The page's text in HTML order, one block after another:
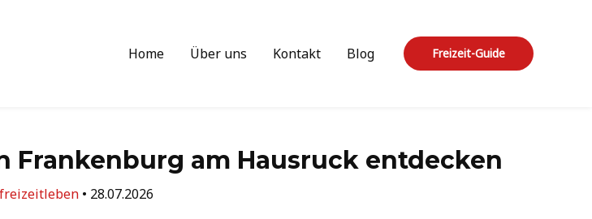
Home Über uns Kontakt Blog Freizeit-Guide
am Hausruck entdecken
freizeitleben • 28.07.2026